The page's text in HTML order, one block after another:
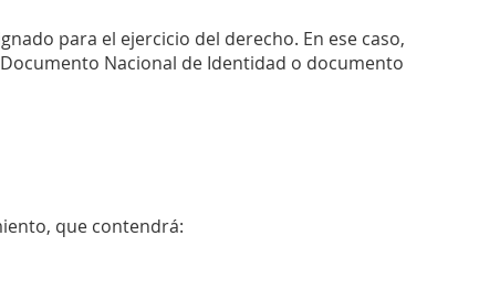
para el ejercicio del derecho. En ese caso,
Nacional de Identidad o documento
que contendrá: